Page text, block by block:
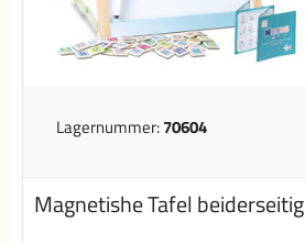
Lagernummer:70604
Magnetishe Tafel beiderseitig